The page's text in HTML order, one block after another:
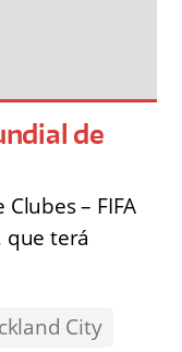
de
– FIFA
que terá
City